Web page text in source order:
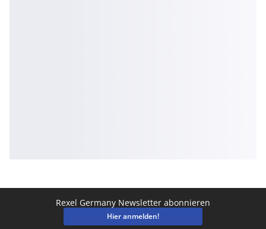
Rexel Germany Newsletter abonnieren
Hier anmelden!